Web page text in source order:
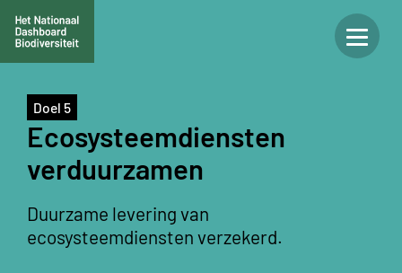
Doel 5
Ecosysteemdiensten
verduurzamen
Duurzame levering van
ecosysteemdiensten verzekerd.